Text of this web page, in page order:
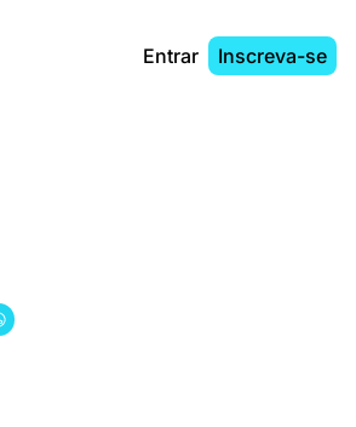
Entrar Inscreva-se